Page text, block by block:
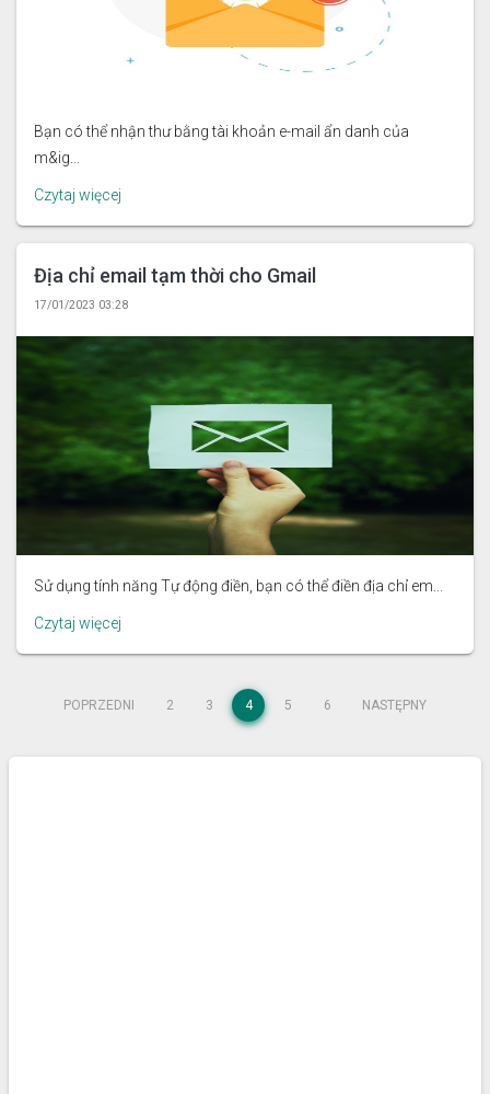
Bạn có thể nhận thư bằng tài khoản e-mail ẩn danh của
m&ig...
Czytaj więcej
Địa chỉ email tạm thời cho Gmail
17/01/2023 03:28
Sử dụng tính năng Tự động điền, bạn có thể điền địa chỉ em...
Czytaj więcej
POPRZEDNI 2 3 4 5 6 NASTĘPNY